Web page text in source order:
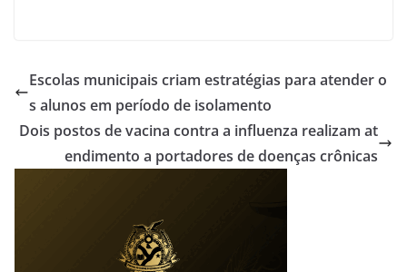
Escolas municipais criam estratégias para atender o
s alunos em período de isolamento
Dois postos de vacina contra a influenza realizam at
endimento a portadores de doenças crônicas